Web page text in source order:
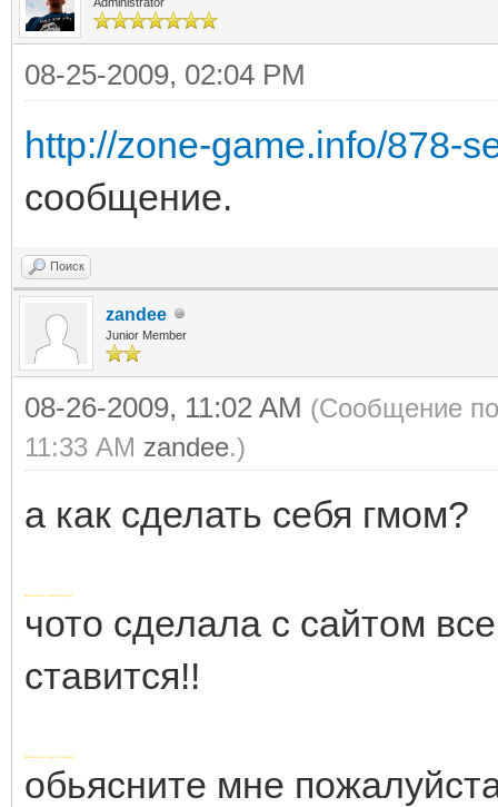
08-25-2009, 02:04 PM
http://zone-game.info/878-
сообщение.
Поиск
zandee
Junior Member
08-26-2009, 11:02 AM (Сообщение
11:33 AM zandee.)
а как сделать себя гмом?
Добавлено через 2 минуты
чото сделала с сайтом
ставится!!
Добавлено через 31 минуту
обьясните мне